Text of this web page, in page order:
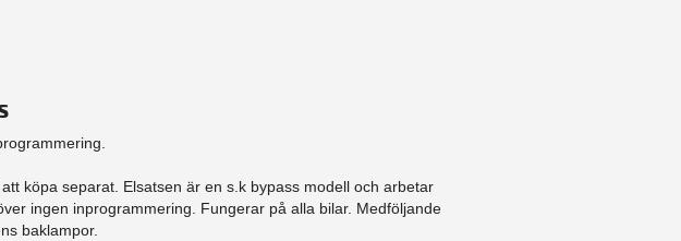
köpa separat. Elsatsen är en s.k bypass modell och arbetar
ingen inprogrammering. Fungerar på alla bilar. Medföljande
baklampor.